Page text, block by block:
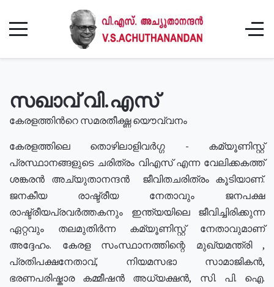
സഖാവ് വി.എസ്
കേരളത്തിൻറെ സമരതീക്ഷ്ണ യൌവ്വനം
കേരളത്തിലെ തൊഴിലാളിവർഗ്ഗ - കമ്യൂണിസ്റ്റ്
പ്രസ്ഥാനങ്ങളുടെ ചരിത്രം വിഎസ് എന്ന വേലിക്കകത്ത്
ശങ്കരൻ അച്യുതാനന്ദൻ ജീവിതചരിത്രം കൂടിയാണ്.
ജനകീയ രാഷ്ട്രീയ നേതാവും ജനപക്ഷ
രാഷ്ട്രീയപ്രവർത്തകനും ഇന്ത്യയിലെ ജീവിച്ചിരിക്കുന്ന
ഏറ്റവും തലമുതിർന്ന കമ്യൂണിസ്റ്റ് നേതാവുമാണ്
അദ്ദേഹം. കേരള സംസ്ഥാനത്തിന്റെ മുഖ്യമന്ത്രി ,
പ്രതിപക്ഷനേതാവ്, നിയമസഭാ സാമാജികൻ,
ഭരണപരിഷ്കാര കമ്മീഷൻ അധ്യക്ഷൻ, സി. പി. ഐ.